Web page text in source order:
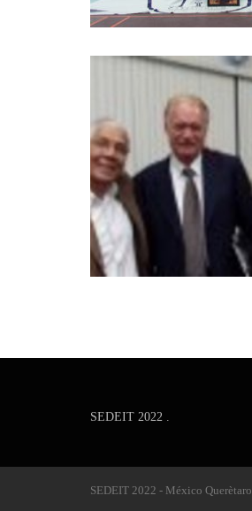
SEDEIT 2022 .
SEDEIT 2022 - México Querètaro